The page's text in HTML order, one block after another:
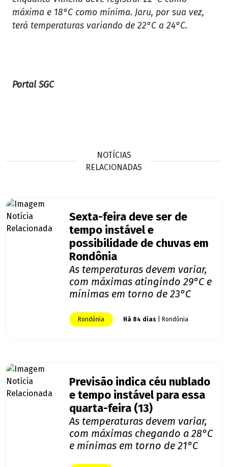
máxima e 18°C como mínima. Jaru, por sua vez,
terá temperaturas variando de 22°C a 24°C.
Portal SGC
NOTÍCIAS
RELACIONADAS
Sexta-feira deve ser de
tempo instável e
possibilidade de chuvas em
Rondônia
As temperaturas devem variar,
com máximas atingindo 29°C e
mínimas em torno de 23°C
Rondônia Há 84 dias | Rondônia
Previsão indica céu nublado
e tempo instável para essa
quarta-feira (13)
As temperaturas devem variar,
com máximas chegando a 28°C
e mínimas em torno de 21°C